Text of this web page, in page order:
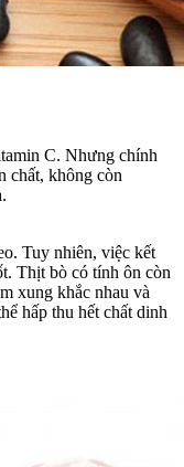
C. Nhưng chính
chất, không còn
Tuy nhiên, việc kết
Thịt bò có tính ôn còn
xung khắc nhau và
hấp thu hết chất dinh